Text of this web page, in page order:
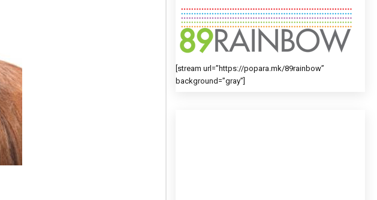
[stream url=”https://popara.mk/89rainbow”
background=”gray”]